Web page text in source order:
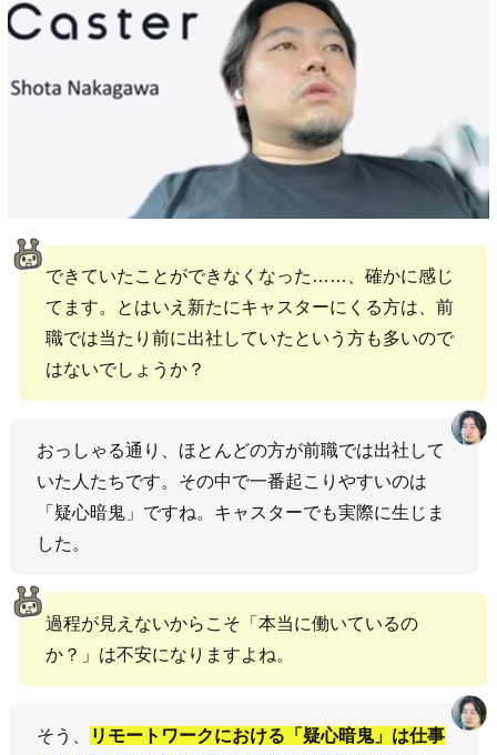
できていたことができなくなった……、確かに感じ
てます。とはいえ新たにキャスターにくる方は、前
職では当たり前に出社していたという方も多いので
はないでしょうか？
おっしゃる通り、ほとんどの方が前職では出社して
いた人たちです。その中で一番起こりやすいのは
「疑心暗鬼」ですね。キャスターでも実際に生じま
した。
過程が見えないからこそ「本当に働いているの
か？」は不安になりますよね。
そう、
リモートワークにおける「疑心暗鬼」は仕事